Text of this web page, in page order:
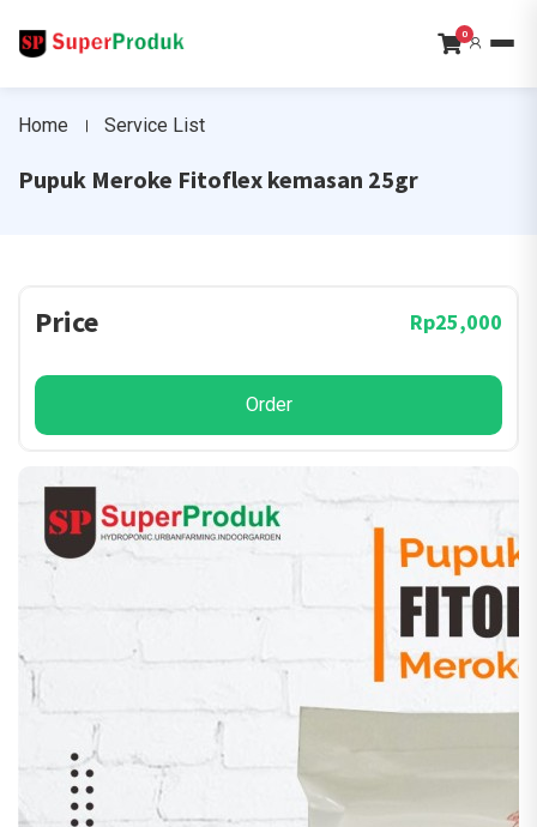
0
Home Service List
Pupuk Meroke Fitoflex kemasan 25gr
Price Rp25,000
Order